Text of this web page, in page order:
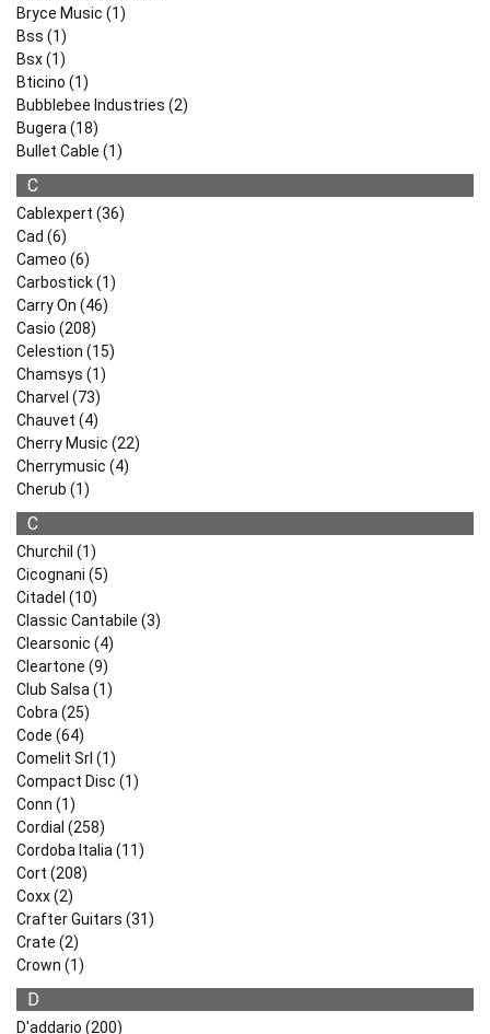
Bryce Music (1)
Bss (1)
Bsx (1)
Bticino (1)
Bubblebee Industries (2)
Bugera (18)
Bullet Cable (1)
C
Cablexpert (36)
Cad (6)
Cameo (6)
Carbostick (1)
Carry On (46)
Casio (208)
Celestion (15)
Chamsys (1)
Charvel (73)
Chauvet (4)
Cherry Music (22)
Cherrymusic (4)
Cherub (1)
C
Churchil (1)
Cicognani (5)
Citadel (10)
Classic Cantabile (3)
Clearsonic (4)
Cleartone (9)
Club Salsa (1)
Cobra (25)
Code (64)
Comelit Srl (1)
Compact Disc (1)
Conn (1)
Cordial (258)
Cordoba Italia (11)
Cort (208)
Coxx (2)
Crafter Guitars (31)
Crate (2)
Crown (1)
D
D'addario (200)